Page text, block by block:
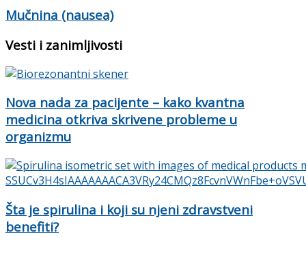
Mučnina (nausea)
Vesti i zanimljivosti
Nova nada za pacijente – kako kvantna
medicina otkriva skrivene probleme u
organizmu
Šta je spirulina i koji su njeni zdravstveni
benefiti?